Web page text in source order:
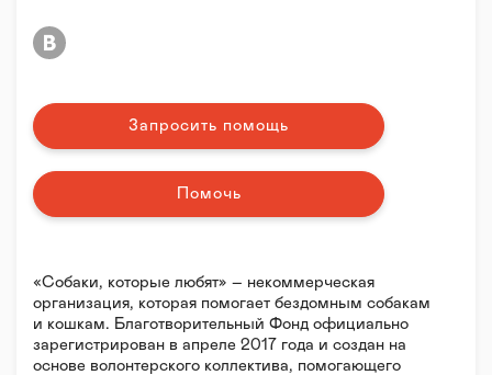
«Собаки, которые любят» – некоммерческая
организация, которая помогает бездомным собакам
и кошкам. Благотворительный Фонд официально
зарегистрирован в апреле 2017 года и создан на
основе волонтерского коллектива, помогающего
Запросить помощь
Помочь